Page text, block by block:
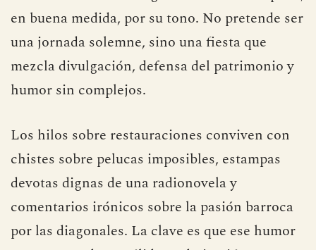
en buena medida, por su tono. No pretende ser
una jornada solemne, sino una fiesta que
mezcla divulgación, defensa del patrimonio y
humor sin complejos.
Los hilos sobre restauraciones conviven con
chistes sobre pelucas imposibles, estampas
devotas dignas de una radionovela y
comentarios irónicos sobre la pasión barroca
por las diagonales. La clave es que ese humor